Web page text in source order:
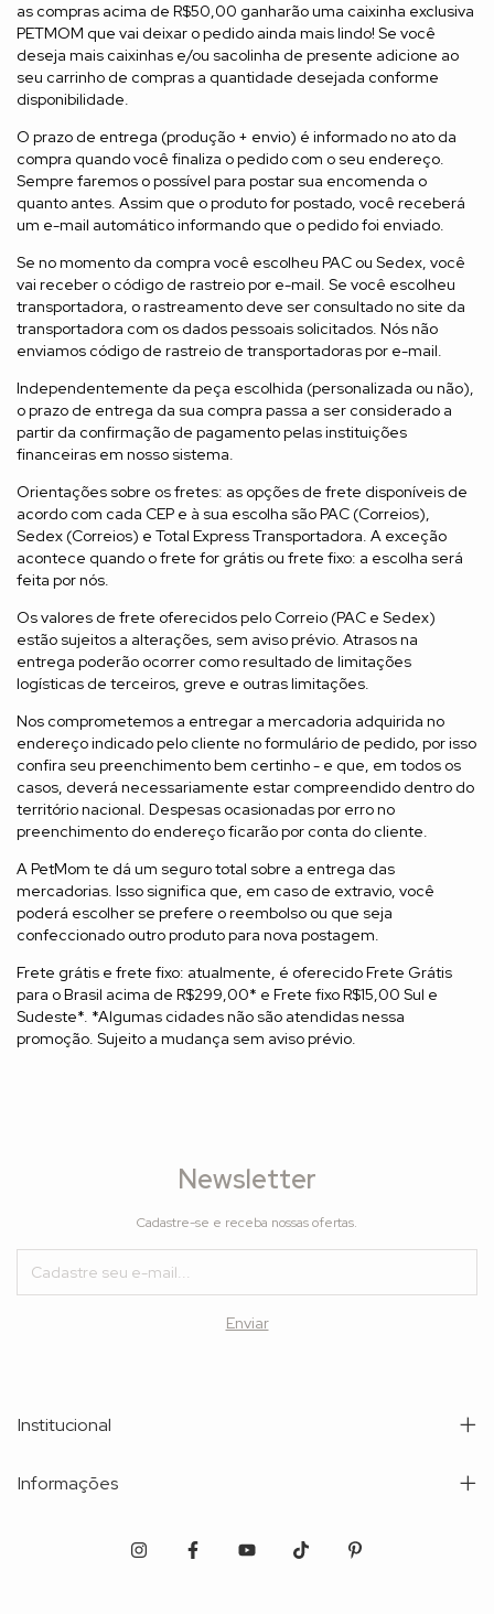
as compras acima de R$50,00 ganharão uma caixinha exclusiva
PETMOM que vai deixar o pedido ainda mais lindo! Se você
deseja mais caixinhas e/ou sacolinha de presente adicione ao
seu carrinho de compras a quantidade desejada conforme
disponibilidade.
O prazo de entrega (produção + envio) é informado no ato da
compra quando você finaliza o pedido com o seu endereço.
Sempre faremos o possível para postar sua encomenda o
quanto antes. Assim que o produto for postado, você receberá
um e-mail automático informando que o pedido foi enviado.
Se no momento da compra você escolheu PAC ou Sedex, você
vai receber o código de rastreio por e-mail. Se você escolheu
transportadora, o rastreamento deve ser consultado no site da
transportadora com os dados pessoais solicitados. Nós não
enviamos código de rastreio de transportadoras por e-mail.
Independentemente da peça escolhida (personalizada ou não),
o prazo de entrega da sua compra passa a ser considerado a
partir da confirmação de pagamento pelas instituições
financeiras em nosso sistema.
Orientações sobre os fretes: as opções de frete disponíveis de
acordo com cada CEP e à sua escolha são PAC (Correios),
Sedex (Correios) e Total Express Transportadora. A exceção
acontece quando o frete for grátis ou frete fixo: a escolha será
feita por nós.
Os valores de frete oferecidos pelo Correio (PAC e Sedex)
estão sujeitos a alterações, sem aviso prévio. Atrasos na
entrega poderão ocorrer como resultado de limitações
logísticas de terceiros, greve e outras limitações.
Nos comprometemos a entregar a mercadoria adquirida no
endereço indicado pelo cliente no formulário de pedido, por isso
confira seu preenchimento bem certinho - e que, em todos os
casos, deverá necessariamente estar compreendido dentro do
território nacional. Despesas ocasionadas por erro no
preenchimento do endereço ficarão por conta do cliente.
A PetMom te dá um seguro total sobre a entrega das
mercadorias. Isso significa que, em caso de extravio, você
poderá escolher se prefere o reembolso ou que seja
confeccionado outro produto para nova postagem.
Frete grátis e frete fixo: atualmente, é oferecido Frete Grátis
para o Brasil acima de R$299,00* e Frete fixo R$15,00 Sul e
Sudeste*. *Algumas cidades não são atendidas nessa
promoção. Sujeito a mudança sem aviso prévio.
Newsletter
Cadastre-se e receba nossas ofertas.
Institucional
Informações